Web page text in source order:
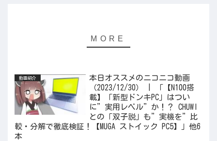
動画紹介
本日オススメのニコニコ動画
（2023/12/30） | 「【N100搭
載】「新型ドンキPC」はつい
に”実用レベル”か！？ CHUWI
との「双子説」も”実機を”比
較・分解で徹底検証！【MUGA ストイック PC5】」他6
本